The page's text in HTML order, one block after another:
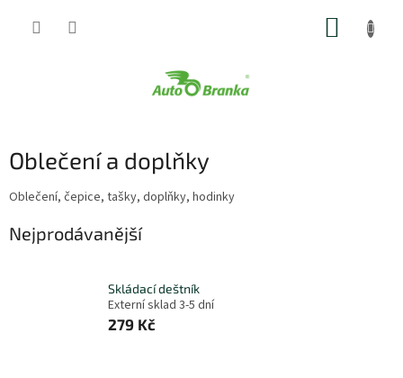
Oblečení a doplňky
Oblečení, čepice, tašky, doplňky, hodinky
Nejprodávanější
Skládací deštník
Externí sklad 3-5 dní
279 Kč